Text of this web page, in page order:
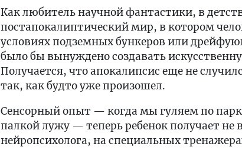
Как любитель научной фантастики, в
постапокалиптический мир, в котором
условиях подземных бункеров или
было бы вынуждено создавать
Получается, что апокалипсис еще не
так, как будто уже произошел.
Сенсорный опыт — когда мы гуляем по
палкой лужу — теперь ребенок получает не
нейропсихолога, на специальных